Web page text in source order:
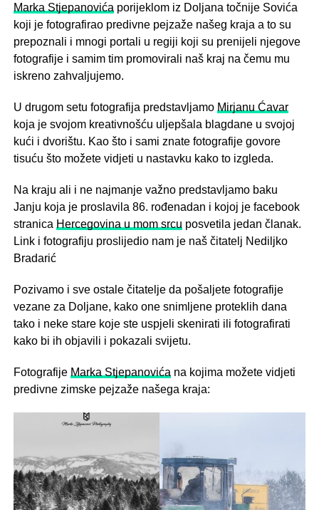
Marka Stjepanovića porijeklom iz Doljana točnije Sovića
koji je fotografirao predivne pejzaže našeg kraja a to su
prepoznali i mnogi portali u regiji koji su prenijeli njegove
fotografije i samim tim promovirali naš kraj na čemu mu
iskreno zahvaljujemo.
U drugom setu fotografija predstavljamo Mirjanu Ćavar
koja je svojom kreativnošću uljepšala blagdane u svojoj
kući i dvorištu. Kao što i sami znate fotografije govore
tisuću što možete vidjeti u nastavku kako to izgleda.
Na kraju ali i ne najmanje važno predstavljamo baku
Janju koja je proslavila 86. rođenadan i kojoj je facebook
stranica Hercegovina u mom srcu posvetila jedan članak.
Link i fotografiju proslijedio nam je naš čitatelj Nediljko
Bradarić
Pozivamo i sve ostale čitatelje da pošaljete fotografije
vezane za Doljane, kako one snimljene proteklih dana
tako i neke stare koje ste uspjeli skenirati ili fotografirati
kako bi ih objavili i pokazali svijetu.
Fotografije Marka Stjepanovića na kojima možete vidjeti
predivne zimske pejzaže našega kraja: